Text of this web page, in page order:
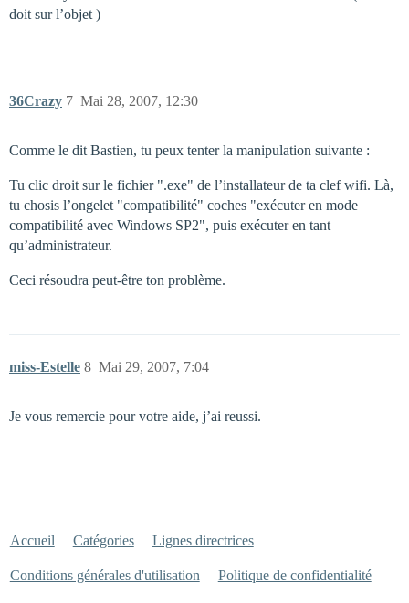
doit sur l’objet )
36Crazy Mai 28, 2007, 12:30
7
Comme le dit Bastien, tu peux tenter la manipulation suivante :
Tu clic droit sur le fichier ".exe" de l’installateur de ta clef wifi. Là,
tu chosis l’ongelet "compatibilité" coches "exécuter en mode
compatibilité avec Windows SP2", puis exécuter en tant
qu’administrateur.
Ceci résoudra peut-être ton problème.
miss-Estelle Mai 29, 2007, 7:04
8
Je vous remercie pour votre aide, j’ai reussi.
Accueil Catégories Lignes directrices
Conditions générales d'utilisation Politique de confidentialité